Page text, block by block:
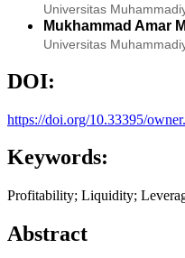
Universitas
Mukhammad Amar
Universitas
DOI:
https://doi.org/10.33395/
Keywords:
Profitability; Liquidity;
Abstract